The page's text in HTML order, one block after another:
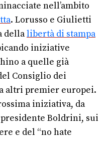
nell’ambito
. Lorusso e Giulietti
dellalibertà di stampa
iniziative
a quelle già
Consiglio dei
altri premier europei.
iniziativa, da
Boldrini, sui
e del “no hate